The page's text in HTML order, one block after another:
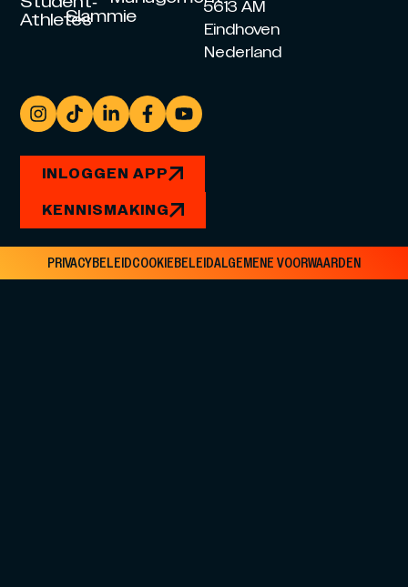
AthletesSlammie
5613 AM
Eindhoven
Nederland
INLOGGEN APP
KENNISMAKING
PRIVACYBELEIDCOOKIEBELEIDALGEMENE VOORWAARDEN